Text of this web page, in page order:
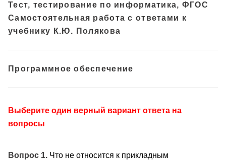
Тест, тестирование по информатика, ФГОС
Самостоятельная работа с ответами к
учебнику К.Ю. Полякова
Программное обеспечение
Выберите один верный вариант ответа на
вопросы
Вопрос 1. Что не относится к прикладным